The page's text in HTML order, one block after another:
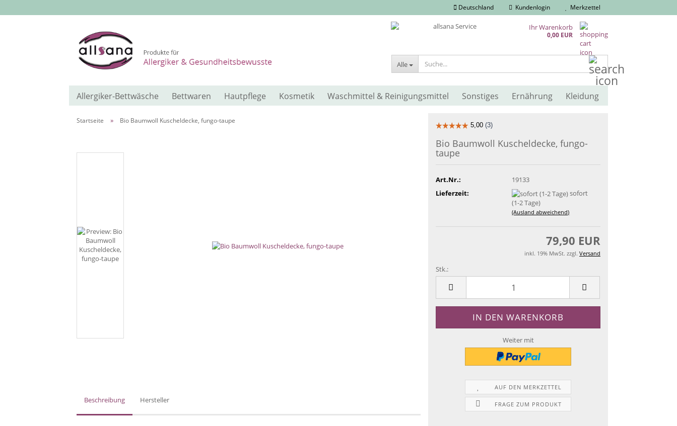
Deutschland Kundenlogin Merkzettel
Alle
Ihr Warenkorb
0,00 EUR
Allergiker-Bettwäsche Bettwaren Hautpflege Kosmetik Waschmittel & Reinigungsmittel Sonstiges Ernährung Kleidung
Startseite » Bio Baumwoll Kuscheldecke, fungo-taupe
Bio Baumwoll Kuscheldecke, fungo-
taupe
Art.Nr.:
19133
Lieferzeit:
sofort
(1-2 Tage)
(Ausland abweichend)
79,90 EUR
inkl. 19% MwSt. zzgl. Versand
Stk.:
Weiter mit
AUF DEN MERKZETTEL
FRAGE ZUM PRODUKT
Beschreibung Hersteller